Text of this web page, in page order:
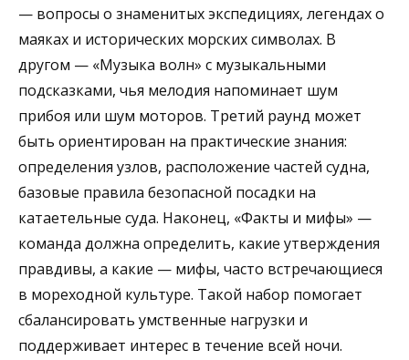
— вопросы о знаменитых экспедициях, легендах о
маяках и исторических морских символах. В
другом — «Музыка волн» с музыкальными
подсказками, чья мелодия напоминает шум
прибоя или шум моторов. Третий раунд может
быть ориентирован на практические знания:
определения узлов, расположение частей судна,
базовые правила безопасной посадки на
катаетельные суда. Наконец, «Факты и мифы» —
команда должна определить, какие утверждения
правдивы, а какие — мифы, часто встречающиеся
в мореходной культуре. Такой набор помогает
сбалансировать умственные нагрузки и
поддерживает интерес в течение всей ночи.